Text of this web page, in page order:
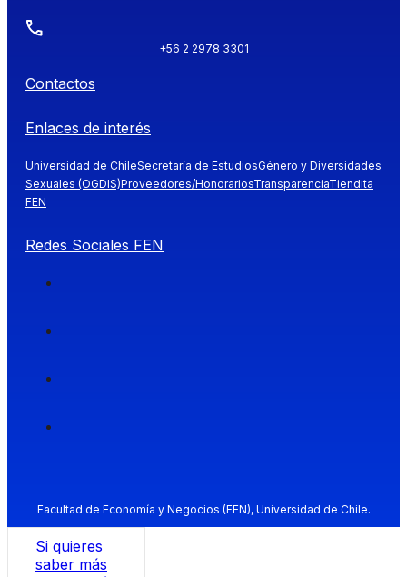
+56 2 2978 3301
Contactos
Enlaces de interés
Universidad de ChileSecretaría de EstudiosGénero y Diversidades
Sexuales (OGDIS)Proveedores/HonorariosTransparenciaTiendita
FEN
Redes Sociales FEN
Facultad de Economía y Negocios (FEN), Universidad de Chile.
Si quieres
saber más